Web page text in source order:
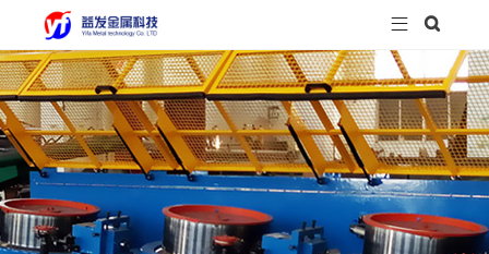
 